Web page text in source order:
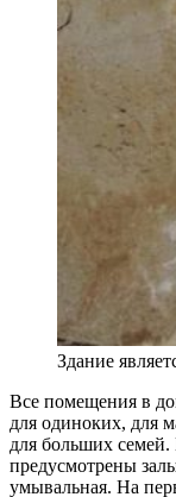
Здание
Все помещения в
для одиноких, для
для больших
предусмотрены
умывальная. На